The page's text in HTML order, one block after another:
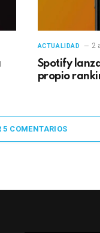
ACTUALIDAD 2
Spotify
propio
5 COMENTARIOS